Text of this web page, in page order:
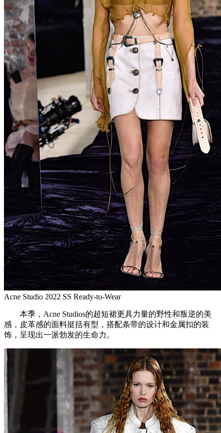
Acne Studio 2022 SS Ready-to-Wear
本季，Acne Studios的超短裙更具力量的野性和叛逆的美
感，皮革感的面料挺括有型，搭配条带的设计和金属扣的装
饰，呈现出一派勃发的生命力。